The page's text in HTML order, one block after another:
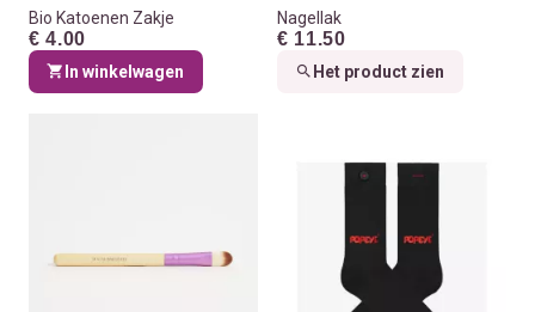
Bio Katoenen Zakje
€ 4.00
In winkelwagen
Nagellak
€ 11.50
Het product zien